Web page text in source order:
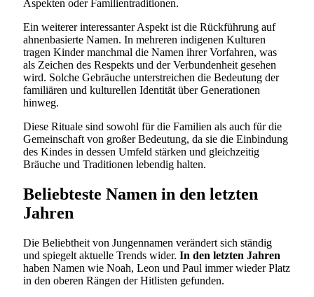
Aspekten oder Familientraditionen.
Ein weiterer interessanter Aspekt ist die Rückführung auf
ahnenbasierte Namen. In mehreren indigenen Kulturen
tragen Kinder manchmal die Namen ihrer Vorfahren, was
als Zeichen des Respekts und der Verbundenheit gesehen
wird. Solche Gebräuche unterstreichen die Bedeutung der
familiären und kulturellen Identität über Generationen
hinweg.
Diese Rituale sind sowohl für die Familien als auch für die
Gemeinschaft von großer Bedeutung, da sie die Einbindung
des Kindes in dessen Umfeld stärken und gleichzeitig
Bräuche und Traditionen lebendig halten.
Beliebteste Namen in den letzten
Jahren
Die Beliebtheit von Jungennamen verändert sich ständig
und spiegelt aktuelle Trends wider. In den letzten Jahren
haben Namen wie Noah, Leon und Paul immer wieder Platz
in den oberen Rängen der Hitlisten gefunden.